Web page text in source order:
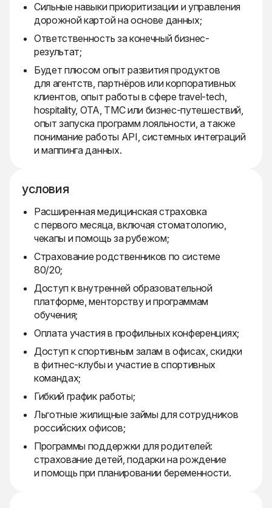
Сильные навыки приоритизации и управления
дорожной картой на основе данных;
Ответственность за конечный бизнес-
результат;
Будет плюсом опыт развития продуктов
для агентств, партнёров или корпоративных
клиентов, опыт работы в сфере travel-tech,
hospitality, OTA, TMC или бизнес-путешествий,
опыт запуска программ лояльности, а также
понимание работы API, системных интеграций
и маппинга данных.
условия
Расширенная медицинская страховка
с первого месяца, включая стоматологию,
чекапы и помощь за рубежом;
Страхование родственников по системе
80/20;
Доступ к внутренней образовательной
платформе, менторству и программам
обучения;
Оплата участия в профильных конференциях;
Доступ к спортивным залам в офисах, скидки
в фитнес-клубы и участие в спортивных
командах;
Гибкий график работы;
Льготные жилищные займы для сотрудников
российских офисов;
Программы поддержки для родителей:
страхование детей, подарки на рождение
и помощь при планировании беременности.